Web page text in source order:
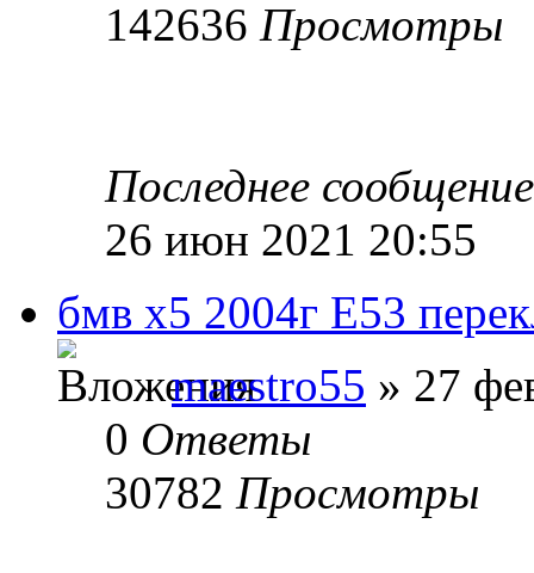
142636 Просмотры
Последнее
26 июн 2021 20:55
бмв х5 2004г Е53
maestro55 » 27
0 Ответы
30782 Просмотры